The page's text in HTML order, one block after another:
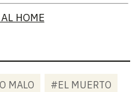
HOME
MALO #EL MUERTO